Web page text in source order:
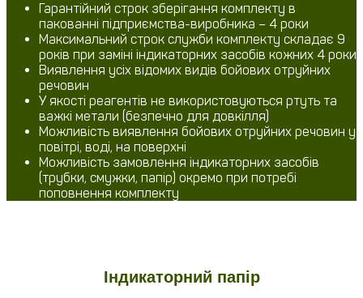
Гарантійний строк зберігання комплекту в
пакованні підприємства-виробника – 4 роки
Максимальний строк служби комплекту складає 9
років при заміні індикаторних засобів кожних 4 роки
Виявлення усіх відомих видів бойових отруйних
речовин
У якості реагентів не використовуються ртуть та
важкі метали (безпечно для довкілля)
Можливість виявлення бойових отруйних речовин у
повітрі, воді, на поверхні
Можливість замовлення індикаторних засобів
(трубки, смужки, папір) окремо при потребі
поповнення комплекту
Індикаторний папір